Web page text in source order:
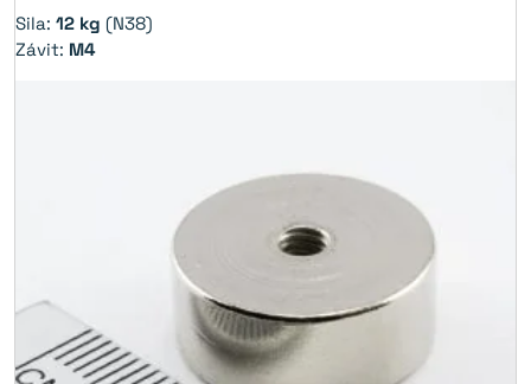
Sila: 12 kg (N38)
Závit: M4